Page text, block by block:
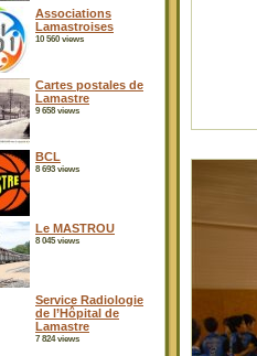
Associations
Lamastroises
10 560 views
Cartes postales de
Lamastre
9 658 views
BCL
8 693 views
Le MASTROU
8 045 views
Service Radiologie
de l’Hôpital de
Lamastre
7 824 views